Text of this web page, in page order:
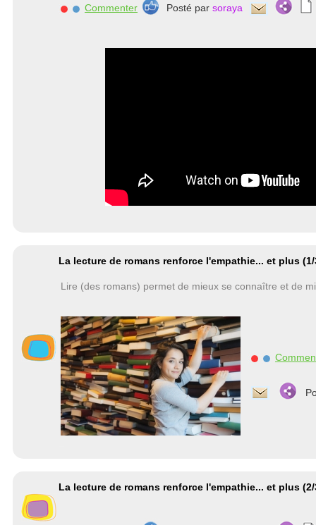
Commenter Posté par soraya
La lecture de romans renforce l'empathie... et plus (1/
Lire (des romans) permet de mieux se connaître et de
La lecture de romans renforce l'empathie... et plus (2/